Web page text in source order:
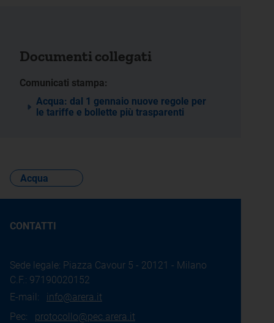
Documenti collegati
Comunicati stampa:
Acqua: dal 1 gennaio nuove regole per
le tariffe e bollette più trasparenti
Acqua
CONTATTI
Sede legale: Piazza Cavour 5 - 20121 - Milano
C.F.: 97190020152
E-mail: info@arera.it
Pec: protocollo@pec.arera.it